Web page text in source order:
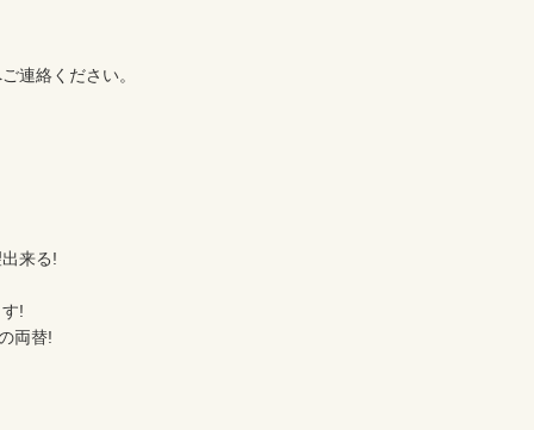
連絡ください。
来る!
!
両替!